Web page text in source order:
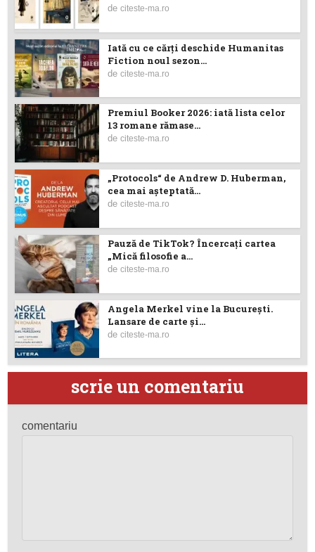
deciteste-ma.ro
Iată cu ce cărţi deschide Humanitas
Fiction noul sezon...
deciteste-ma.ro
Premiul Booker 2026: iată lista celor
13 romane rămase...
deciteste-ma.ro
„Protocols“ de Andrew D. Huberman,
cea mai așteptată...
deciteste-ma.ro
Pauză de TikTok? Încercaţi cartea
„Mică filosofie a...
deciteste-ma.ro
Angela Merkel vine la București.
Lansare de carte şi...
deciteste-ma.ro
scrie un comentariu
comentariu